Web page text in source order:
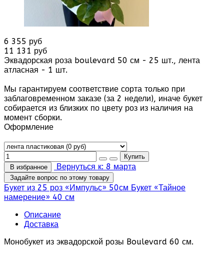
6 355 руб
11 131 руб
Эквадорская роза boulevard 50 см - 25 шт., лента
атласная - 1 шт.
Мы гарантируем соответствие сорта только при
заблаговременном заказе (за 2 недели), иначе букет
собирается из близких по цвету роз из наличия на
момент сборки.
Оформление
В избранное Вернуться к: 8 марта
Задайте вопрос по этому товару
Букет из 25 роз «Импульс» 50см Букет «Тайное
намерение» 40 см
Описание
Доставка
Монобукет из эквадорской розы Boulevard 60 см.